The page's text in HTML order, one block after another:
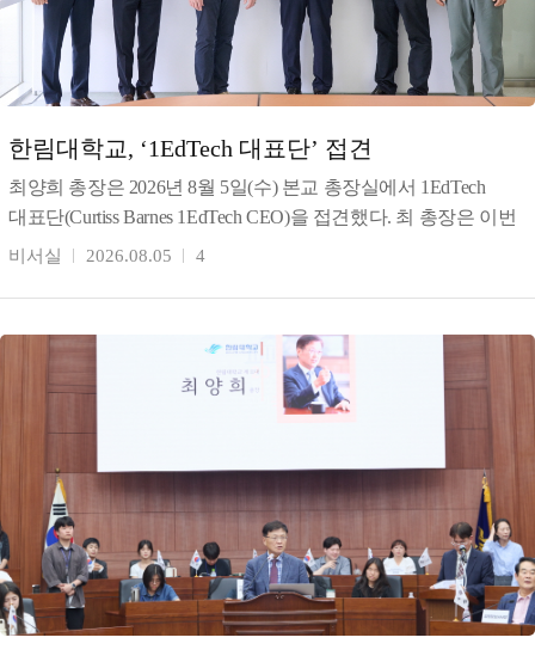
한림대학교, ‘1EdTech 대표단’ 접견
최양희 총장은 2026년 8월 5일(수) 본교 총장실에서 1EdTech
대표단(Curtiss Barnes 1EdTech CEO)을 접견했다. 최 총장은 이번
협의는 한림대의 AI
비서실 2026.08.05 4